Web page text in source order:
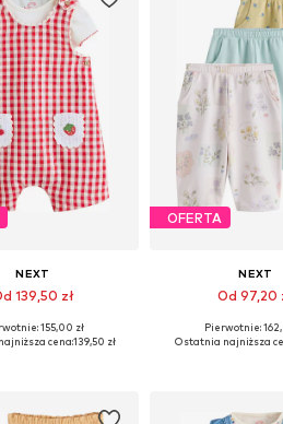
NEXT
139,50 zł
155,00 zł
cena:139,50 zł
OFERTA
NEXT
Od 97,20
Dostępne w różnych
Pierwotnie:
Ostatnia najniższa